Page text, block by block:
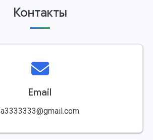
Контакты
Email
a3333333@gmail.com